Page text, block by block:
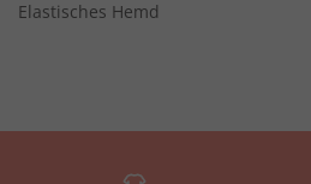
Elastisches Hemd